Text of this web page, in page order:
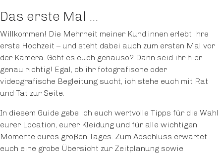
Das erste Mal …
Willkommen! Die Mehrheit meiner Kund:innen erlebt ihre
erste Hochzeit – und steht dabei auch zum ersten Mal vor
der Kamera. Geht es euch genauso? Dann seid ihr hier
genau richtig! Egal, ob ihr fotografische oder
videografische Begleitung sucht, ich stehe euch mit Rat
und Tat zur Seite.
In diesem Guide gebe ich euch wertvolle Tipps für die Wahl
eurer Location, eurer Kleidung und für alle wichtigen
Momente eures großen Tages. Zum Abschluss erwartet
euch eine grobe Übersicht zur Zeitplanung sowie